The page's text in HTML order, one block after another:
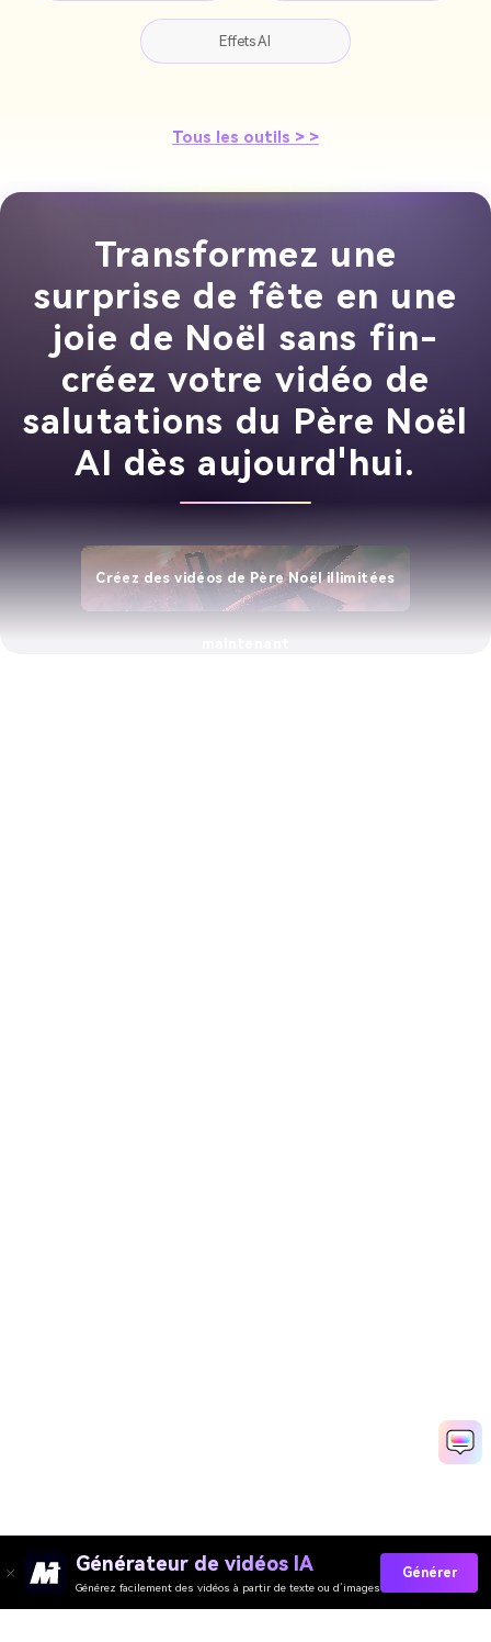
Effets AI
Tous les outils > >
Transformez une
surprise de fête en une
joie de Noël sans fin-
créez votre vidéo de
salutations du Père Noël
AI dès aujourd'hui.
Créez des vidéos de Père Noël illimitées
Générateur de vidéos IA
Générez facilement des vidéos à partir de texte ou d’images
Générer